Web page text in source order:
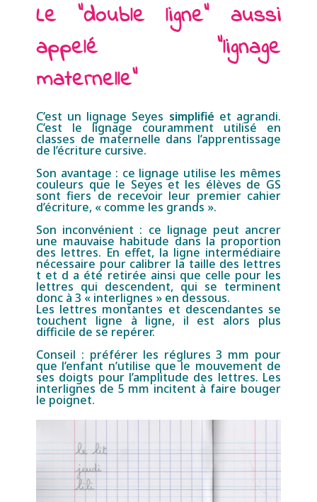
Le "double ligne" aussi
appelé "lignage
maternelle"
C’est un lignage Seyes simplifié et agrandi.
C’est le lignage couramment utilisé en
classes de maternelle dans l’apprentissage
de l’écriture cursive.
Son avantage : ce lignage utilise les mêmes
couleurs que le Seyes et les élèves de GS
sont fiers de recevoir leur premier cahier
d’écriture, « comme les grands ».
Son inconvénient : ce lignage peut ancrer
une mauvaise habitude dans la proportion
des lettres. En effet, la ligne intermédiaire
nécessaire pour calibrer la taille des lettres
t et d a été retirée ainsi que celle pour les
lettres qui descendent, qui se terminent
donc à 3 « interlignes » en dessous.
Les lettres montantes et descendantes se
touchent ligne à ligne, il est alors plus
difficile de se repérer.
Conseil : préférer les réglures 3 mm pour
que l’enfant n’utilise que le mouvement de
ses doigts pour l’amplitude des lettres. Les
interlignes de 5 mm incitent à faire bouger
le poignet.